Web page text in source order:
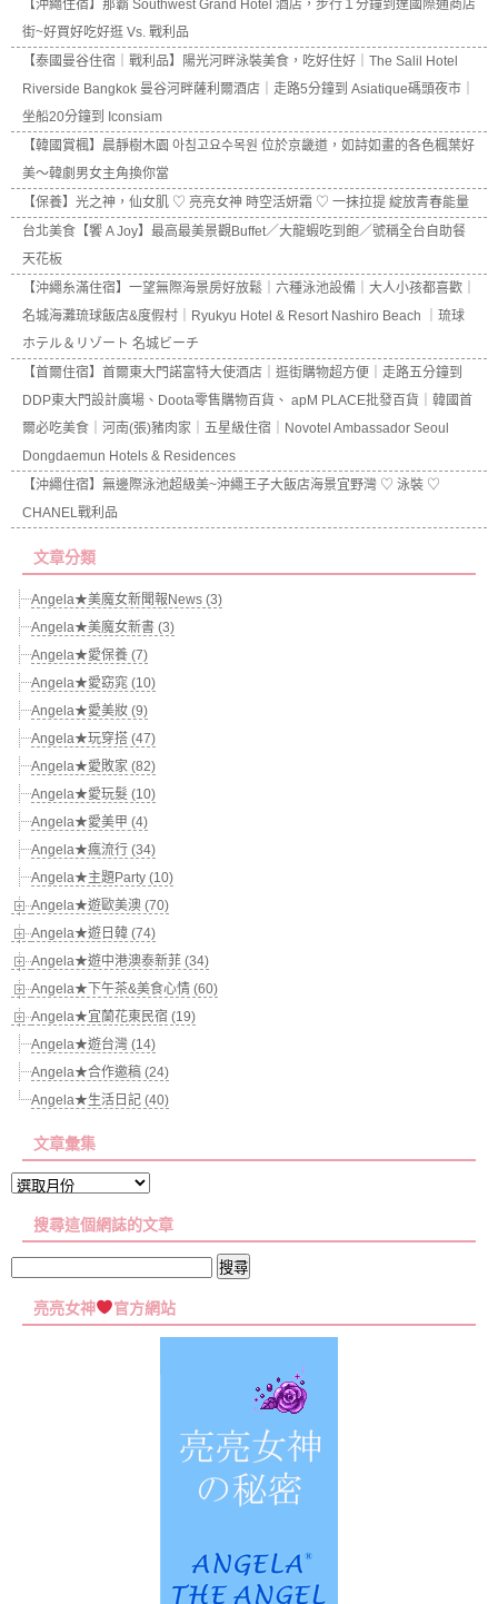
【沖繩住宿】那霸 Southwest Grand Hotel 酒店，步行１分鐘到達國際通商店
街~好買好吃好逛 Vs. 戰利品
【泰國曼谷住宿｜戰利品】陽光河畔泳裝美食，吃好住好｜The Salil Hotel
Riverside Bangkok 曼谷河畔薩利爾酒店｜走路5分鐘到 Asiatique碼頭夜市｜
坐船20分鐘到 Iconsiam
【韓國賞楓】晨靜樹木園 아침고요수목원 位於京畿道，如詩如畫的各色楓葉好
美～韓劇男女主角換你當
【保養】光之神，仙女肌 ♡ 亮亮女神 時空活妍霜 ♡ 一抹拉提 綻放青春能量
台北美食【饗 A Joy】最高最美景觀Buffet／大龍蝦吃到飽／號稱全台自助餐
天花板
【沖繩糸滿住宿】一望無際海景房好放鬆｜六種泳池設備｜大人小孩都喜歡｜
名城海灘琉球飯店&度假村｜Ryukyu Hotel & Resort Nashiro Beach ｜琉球
ホテル＆リゾート 名城ビーチ
【首爾住宿】首爾東大門諾富特大使酒店｜逛街購物超方便｜走路五分鐘到
DDP東大門設計廣場、Doota零售購物百貨、 apM PLACE批發百貨｜韓國首
爾必吃美食｜河南(張)豬肉家｜五星級住宿｜Novotel Ambassador Seoul
Dongdaemun Hotels & Residences
【沖繩住宿】無邊際泳池超級美~沖繩王子大飯店海景宜野灣 ♡ 泳裝 ♡
CHANEL戰利品
文章分類
Angela★美魔女新聞報News (3)
Angela★美魔女新書 (3)
Angela★愛保養 (7)
Angela★愛窈窕 (10)
Angela★愛美妝 (9)
Angela★玩穿搭 (47)
Angela★愛敗家 (82)
Angela★愛玩髮 (10)
Angela★愛美甲 (4)
Angela★瘋流行 (34)
Angela★主題Party (10)
Angela★遊歐美澳 (70)
Angela★遊日韓 (74)
Angela★遊中港澳泰新菲 (34)
Angela★下午茶&美食心情 (60)
Angela★宜蘭花東民宿 (19)
Angela★遊台灣 (14)
Angela★合作邀稿 (24)
Angela★生活日記 (40)
文章彙集
文
彙
搜尋這個網誌的文章
關
亮亮女神 官方網站